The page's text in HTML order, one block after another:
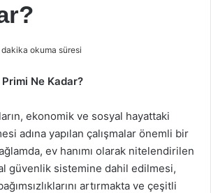
okuma süresi
Primi Ne Kadar?
ekonomik ve sosyal hayattaki
adına yapılan çalışmalar önemli bir
ev hanımı olarak nitelendirilen
güvenlik sistemine dahil edilmesi,
artırmakta ve çeşitli